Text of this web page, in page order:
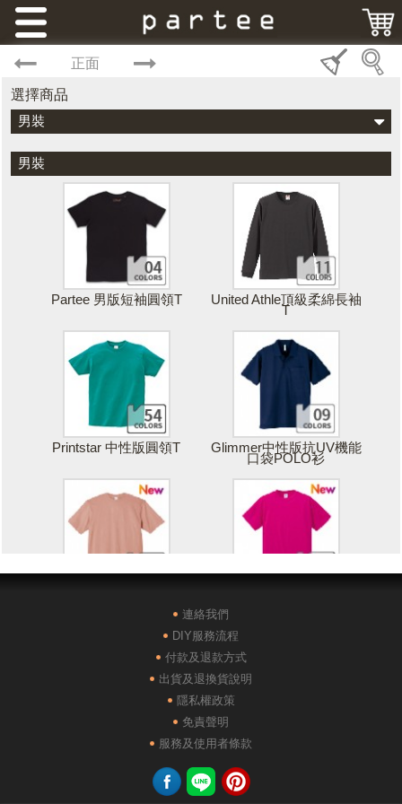
正面
選擇商品
男裝
男裝
Partee 男版短袖圓領T United Athle頂級柔綿長袖
T
Printstar 中性版圓領T Glimmer中性版抗UV機能
口袋POLO衫
POLONE1純棉短袖POLO AG28000落肩重磅精梳棉
連絡我們
DIY服務流程
付款及退款方式
出貨及退換貨說明
隱私權政策
免責聲明
服務及使用者條款